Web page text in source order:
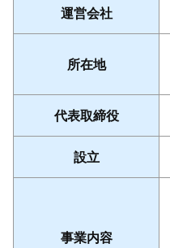
運営会社
所在地
代表取締役
設立
事業内容